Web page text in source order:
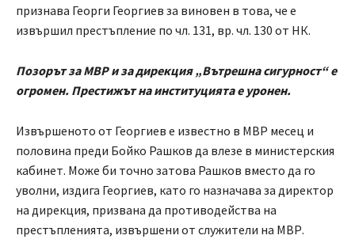
признава Георги Георгиев за виновен в това, че е
извършил престъпление по чл. 131, вр. чл. 130 от НК.
Позорът за МВР и за дирекция „Вътрешна сигурност“ е
огромен. Престижът на институцията е уронен.
Извършеното от Георгиев е известно в МВР месец и
половина преди Бойко Рашков да влезе в министерския
кабинет. Може би точно затова Рашков вместо да го
уволни, издига Георгиев, като го назначава за директор
на дирекция, призвана да противодейства на
престъпленията, извършени от служители на МВР.